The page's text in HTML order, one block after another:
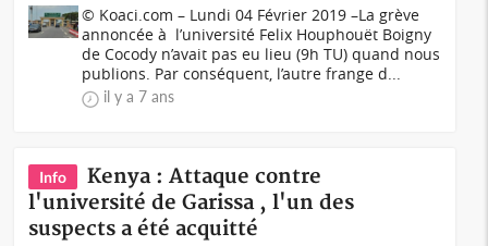
© Koaci.com – Lundi 04 Février 2019 –La grève
annoncée à l’université Felix Houphouët Boigny
de Cocody n’avait pas eu lieu (9h TU) quand nous
publions. Par conséquent, l’autre frange d...
il y a 7 ans
Info
Kenya : Attaque contre
l'université de Garissa , l'un des
suspects a été acquitté